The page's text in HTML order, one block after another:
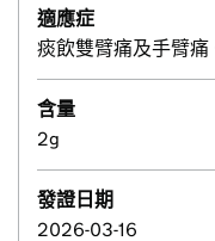
適應症
痰飲雙臂痛及手臂痛
含量
2g
發證日期
2026-03-16